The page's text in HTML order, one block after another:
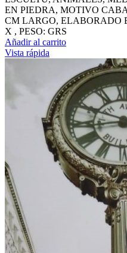
EN PIEDRA, MOTIVO
CM LARGO, ELABORADO
X , PESO: GRS
Añadir al carrito
Vista rápida